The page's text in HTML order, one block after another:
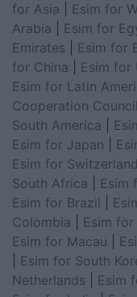
for Asia
Esim for
Arabia
Esim for
Emirates
Esim for
for China
Esim for
Esim for Latin
Cooperation Council
South America
Esim for Japan
Esim for Switzerland
South Africa
Esim
Esim for Brazil
Colombia
Esim
Esim for Macau
Esim for South
Netherlands
Esim